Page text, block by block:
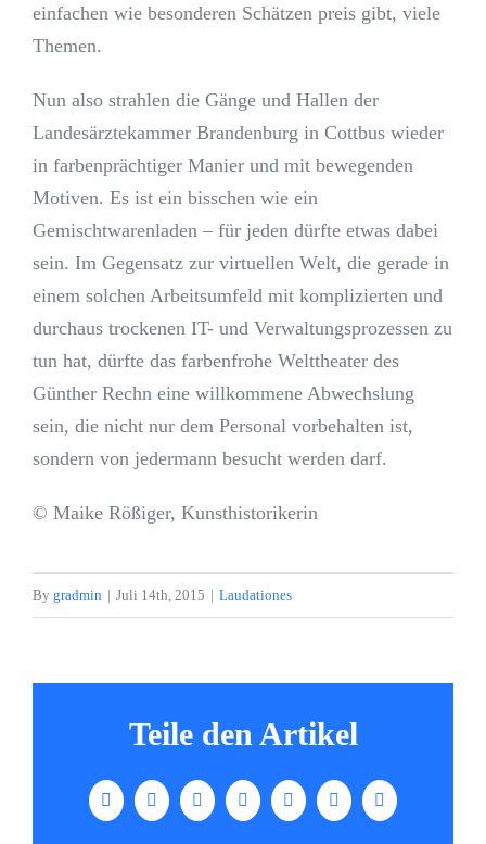
einfachen wie besonderen Schätzen preis gibt, viele
Themen.
Nun also strahlen die Gänge und Hallen der
Landesärztekammer Brandenburg in Cottbus wieder
in farbenprächtiger Manier und mit bewegenden
Motiven. Es ist ein bisschen wie ein
Gemischtwarenladen – für jeden dürfte etwas dabei
sein. Im Gegensatz zur virtuellen Welt, die gerade in
einem solchen Arbeitsumfeld mit komplizierten und
durchaus trockenen IT- und Verwaltungsprozessen zu
tun hat, dürfte das farbenfrohe Welttheater des
Günther Rechn eine willkommene Abwechslung
sein, die nicht nur dem Personal vorbehalten ist,
sondern von jedermann besucht werden darf.
© Maike Rößiger, Kunsthistorikerin
By gradmin | Juli 14th, 2015 | Laudationes
Teile den Artikel
Facebook
X LinkedInTumblrPinterestVk Email